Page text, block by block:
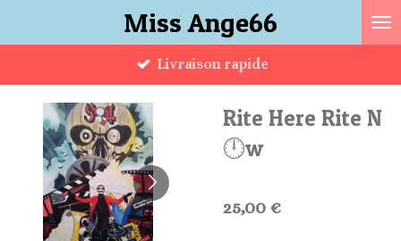
au
Miss Ange66
Livraison rapide
Rite Here Rite N
🕛w
25,00 €